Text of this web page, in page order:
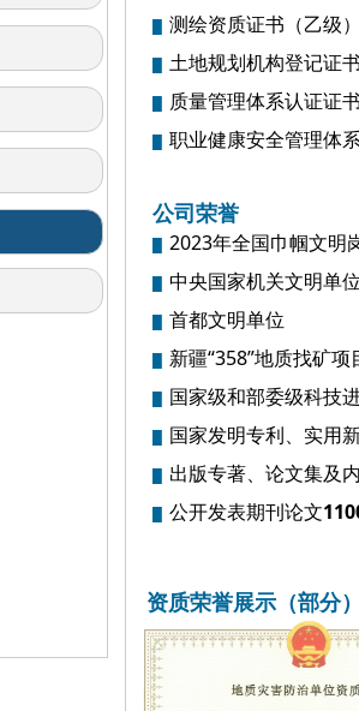
测绘资质证书（乙级
土地规划机构登记证
质量管理体系认证证
职业健康安全管理体
公司荣誉
2023年全国巾帼文明
中央国家机关文明单
首都文明单位
新疆“358”地质找矿
国家级和部委级科技
国家发明专利、实用
出版专著、论文集及
公开发表期刊论文
资质荣誉展示（部分